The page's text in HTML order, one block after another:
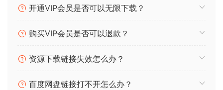
Drummer 3, you have control and creative power beyond
In excess of 230 GB of raw, unprocessed sounds in 44.1
Recorded with an additional eleven separate room
开通VIP会员是否可以无限下载？
购买VIP会员是否可以退款？
资源下载链接失效怎么办？
百度网盘链接打不开怎么办？